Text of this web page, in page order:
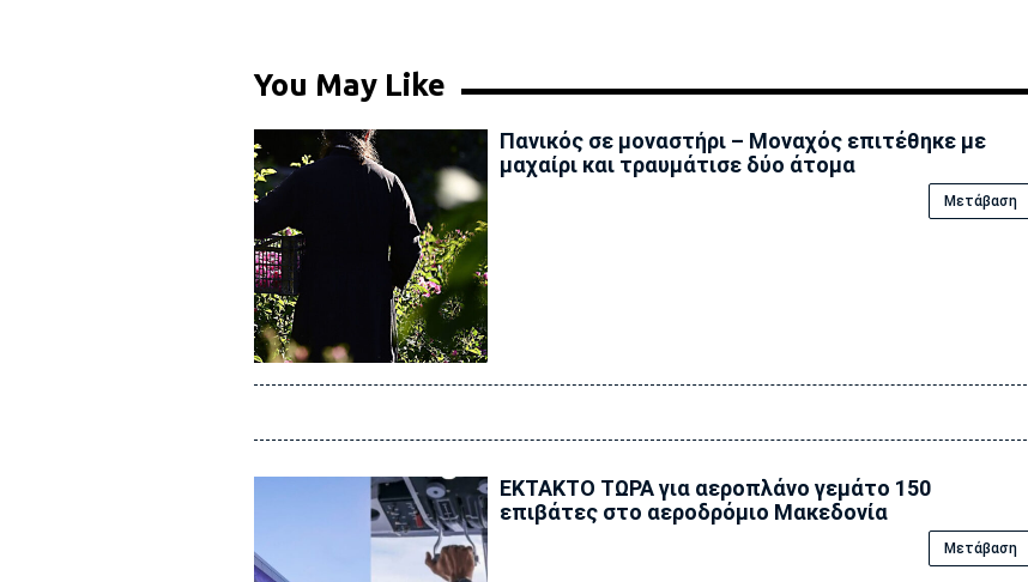
You May Like
Πανικός σε μοναστήρι – Μοναχός επιτέθηκε με
μαχαίρι και τραυμάτισε δύο άτομα
Μετάβαση
ΕΚΤΑΚΤΟ ΤΩΡΑ για αεροπλάνο γεμάτο 150
επιβάτες στο αεροδρόμιο Μακεδονία
Μετάβαση